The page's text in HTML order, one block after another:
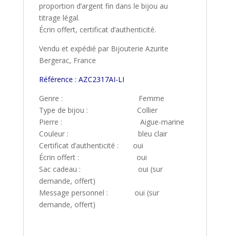
proportion d’argent fin dans le bijou au
titrage légal.
Écrin offert, certificat d’authenticité.
Vendu et expédié par Bijouterie Azurite
Bergerac, France
Référence : AZC2317AI-LI
Genre : Femme
Type de bijou : Collier
Pierre : Aigue-marine
Couleur : bleu clair
Certificat d’authenticité : oui
Écrin offert : oui
Sac cadeau : oui (sur
demande, offert)
Message personnel : oui (sur
demande, offert)